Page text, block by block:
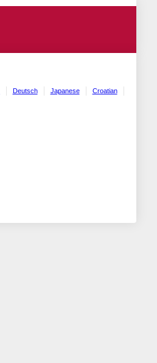
Deutsch Japanese
Croatian